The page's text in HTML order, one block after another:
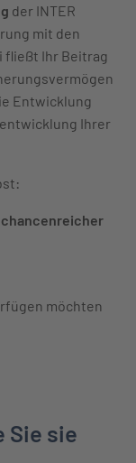
der INTER
mit den
fließt Ihr Beitrag
Entwicklung
Ihrer
chancenreicher
möchten
Sie sie